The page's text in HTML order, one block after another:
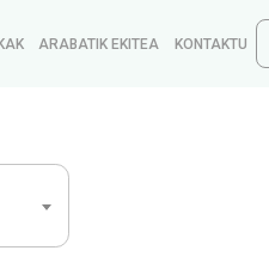
ARABATIK EKITEA KONTAKTU